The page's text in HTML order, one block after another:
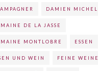
DAMIEN MICHEL
DE LA JASSE
MONTLOBRE ESSEN
UND WEIN FEINE WEINE